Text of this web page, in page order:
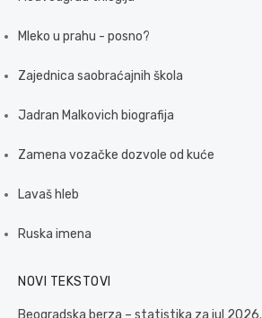
Mleko u prahu - posno?
Zajednica saobraćajnih škola
Jadran Malkovich biografija
Zamena vozačke dozvole od kuće
Lavaš hleb
Ruska imena
NOVI TEKSTOVI
Beogradska berza – statistika za jul 2026.